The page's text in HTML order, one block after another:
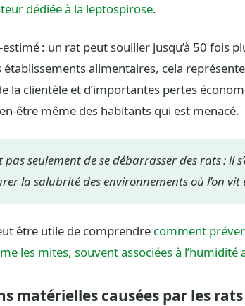
dédiée à la leptospirose.
: un rat peut souiller jusqu’à 50 fois
alimentaires, cela
la clientèle et d’importantes pertes
être même des habitants qui est menacé.
pas seulement de se débarrasser des rats : il
la salubrité des environnements où l’on vit
être utile de comprendre comment
les mites, souvent associées à l’humidité
matérielles causées par les rats